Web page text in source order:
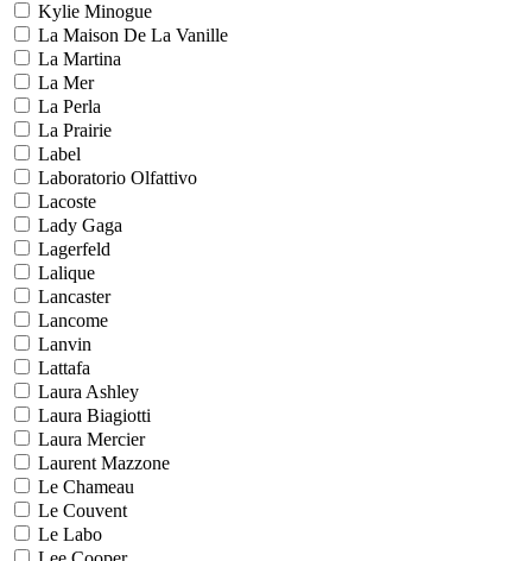
Kylie Minogue
La Maison De La Vanille
La Martina
La Mer
La Perla
La Prairie
Label
Laboratorio Olfattivo
Lacoste
Lady Gaga
Lagerfeld
Lalique
Lancaster
Lancome
Lanvin
Lattafa
Laura Ashley
Laura Biagiotti
Laura Mercier
Laurent Mazzone
Le Chameau
Le Couvent
Le Labo